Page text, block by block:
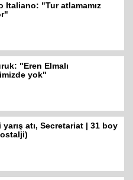
Italiano: "Tur atlamamız
"Eren Elmalı
yok"
yarış atı, Secretariat | 31 boy